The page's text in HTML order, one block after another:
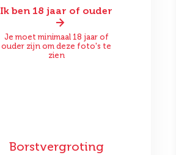
Ik ben 18 jaar of ouder
Je moet minimaal 18 jaar of
ouder zijn om deze foto's te
zien
Voor Na
Borstvergroting